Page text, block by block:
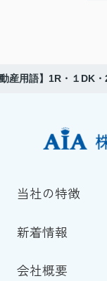
産用語】1R・１DK
当社の特徴
新着情報
会社概要